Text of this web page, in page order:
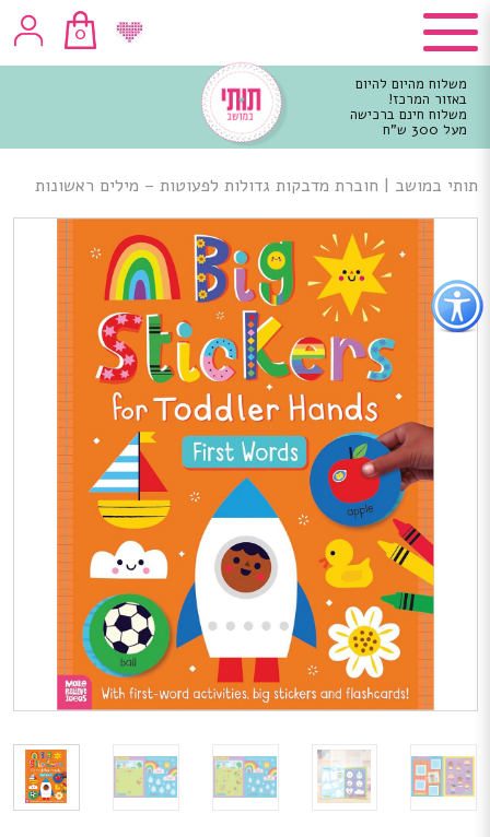
כפתור
לפתיחת
תפריט
נגישות
0
משלוח מהיום להיום
באזור המרכז!
משלוח חינם ברכישה
מעל 300 ש"ח
מרכזי
תותי במושב | חוברת מדבקות גדולות לפעוטות – מילים ראשונות